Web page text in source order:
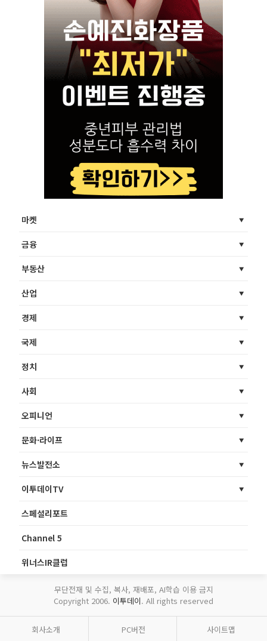
마켓
금융
부동산
산업
경제
국제
정치
사회
오피니언
문화·라이프
뉴스발전소
이투데이TV
스페셜리포트
Channel 5
위너스IR클럽
무단전재 및 수집, 복사, 재배포, AI학습 이용 금지
Copyright 2006. 이투데이. All rights reserved
회사소개 PC버전 사이트맵